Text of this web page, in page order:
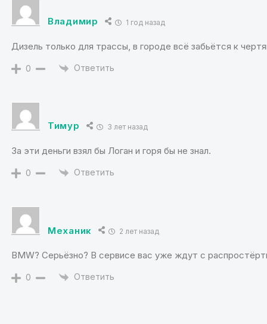
Владимир 1 год назад
Дизель только для трассы, в городе всё забьётся к
0 Ответить
Тимур 3 лет назад
За эти деньги взял бы Логан и горя бы не знал.
0 Ответить
Механик 2 лет назад
BMW? Серьёзно? В сервисе вас уже ждут с
0 Ответить